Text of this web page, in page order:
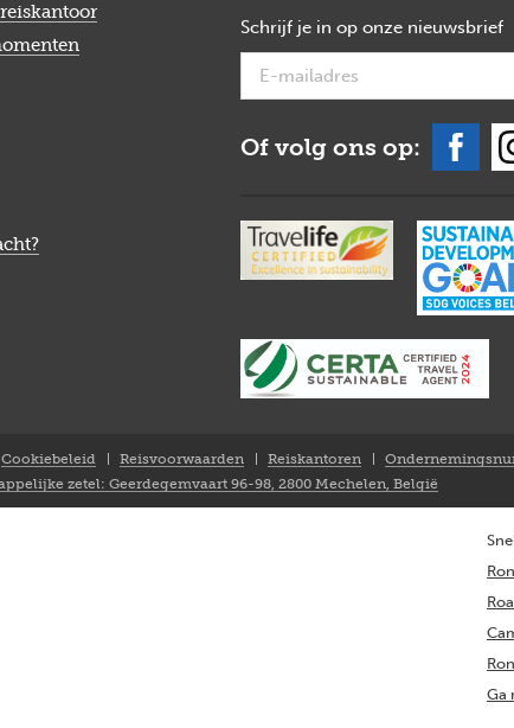
Schrijf je in op onze nieuwsbrief
Of volg ons op:
Cookiebeleid Reisvoorwaarden Reiskantoren
zetel: Geerdegemvaart 96-98, 2800 Mechelen, België
Ga